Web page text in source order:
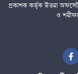
প্রকাশক কর্তৃক উত্তরা
ও